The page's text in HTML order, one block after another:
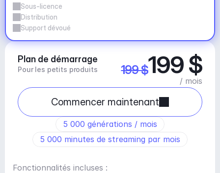
Sous-licence
Distribution
Support dévoué
Plan de démarrage
Pour les petits produits 199 $199 $
/ mois
Commencer maintenant
5 000 générations / mois
5 000 minutes de streaming par mois
Fonctionnalités incluses :